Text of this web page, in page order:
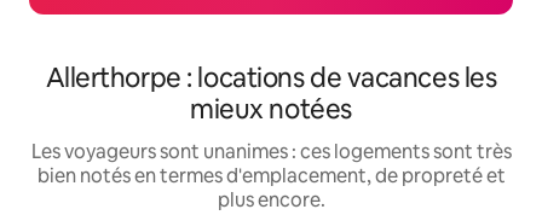
Allerthorpe : locations de vacances les
mieux notées
Les voyageurs sont unanimes : ces logements sont très
bien notés en termes d'emplacement, de propreté et
plus encore.